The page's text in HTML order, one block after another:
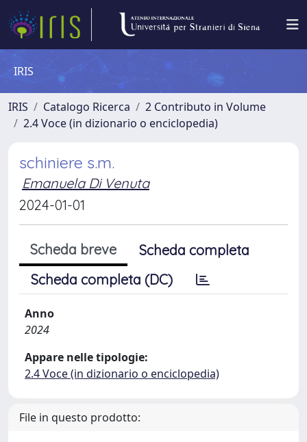
IRIS
IRIS Catalogo Ricerca
2 Contributo in Volume
2.4 Voce (in dizionario o enciclopedia)
schiniere s.m.
Emanuela Di Venuta
2024-01-01
Scheda breve
Scheda completa
Scheda completa (DC)
Anno
2024
Appare nelle tipologie:
2.4 Voce (in dizionario o enciclopedia)
File in questo prodotto: